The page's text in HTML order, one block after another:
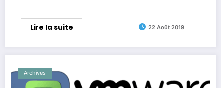
Lire la suite 22 Août 2019
Archives